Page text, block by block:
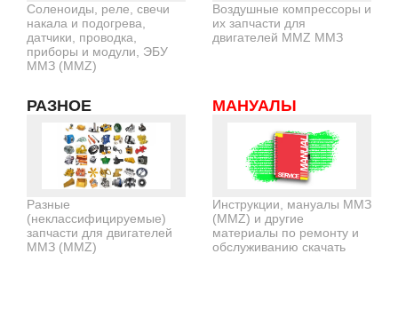
Соленоиды, реле, свечи
накала и подогрева,
датчики, проводка,
приборы и модули, ЭБУ
ММЗ (MMZ)
Воздушные компрессоры и
их запчасти для
двигателей MMZ ММЗ
РАЗНОЕ
Разные
(неклассифицируемые)
запчасти для двигателей
ММЗ (MMZ)
МАНУАЛЫ
Инструкции, мануалы ММЗ
(MMZ) и другие
материалы по ремонту и
обслуживанию скачать